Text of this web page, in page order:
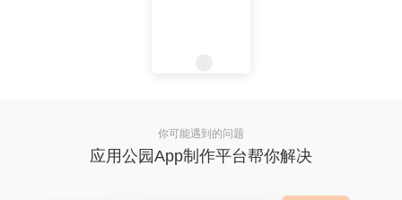
你可能遇到的问题
应用公园App制作平台帮你解决